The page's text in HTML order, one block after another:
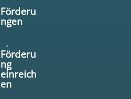
Förderu
ngen
→
Förderu
ng
einreich
en